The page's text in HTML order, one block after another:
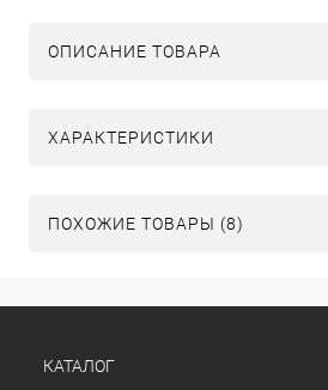
ОПИСАНИЕ ТОВАРА
ХАРАКТЕРИСТИКИ
ПОХОЖИЕ ТОВАРЫ (8)
КАТАЛОГ